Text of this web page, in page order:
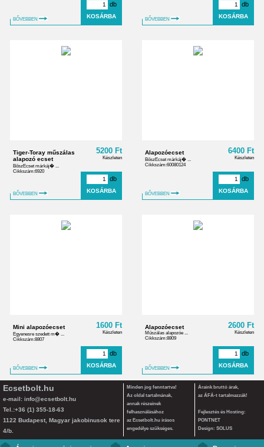
BŐVEBBEN
db
BŐVEBBEN
db
Tiger-Toray műszálas
alapozó ecset
BőszEcset márkáj� ...
Cikkszám:6920
BŐVEBBEN
5200 Ft
Készleten
db
Alapozóecset
BőszEcset márkáj� ...
Cikkszám:60080124
BŐVEBBEN
6400 Ft
Készleten
db
Mini alapozóecset
Egyenesre szedett m� ...
Cikkszám:8807
BŐVEBBEN
1600 Ft
Készleten
db
Alapozóecset
Műszálas alapozóe ...
Cikkszám:8809
BŐVEBBEN
2600 Ft
Készleten
db
Ecsetbolt.hu
e-mail: info@ecsetbolt.hu
Tel.:+36 (1) 355-18-63
1122 Budapest, Magyar jakobinusok tere
4/b.
Minden jog fenntartva!
Az oldal tartalmának,
annak részeinek
felhasználásához
az Ecsetbolt.hu írásos
engedélye szükséges.
Áraink bruttó árak,
az ÁFÁ-t tartalmazzák!
Fejlesztés és Hosting:
PONTNET
Design: SOLUS